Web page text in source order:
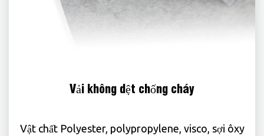
Vải không dệt chống cháy
Vật chất Polyester, polypropylene, visco, sợi ôxy